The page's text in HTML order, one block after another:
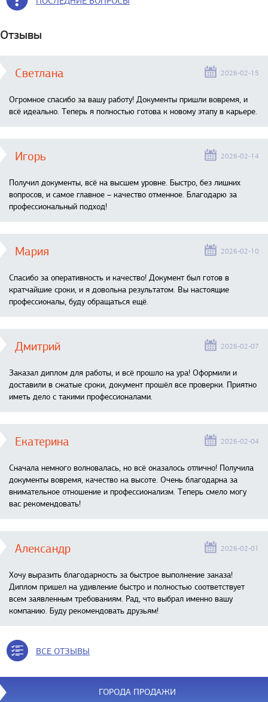
Отзывы
Светлана 2026-02-15
Огромное спасибо за вашу работу! Документы пришли вовремя, и
всё идеально. Теперь я полностью готова к новому этапу в карьере.
Игорь 2026-02-14
Получил документы, всё на высшем уровне. Быстро, без лишних
вопросов, и самое главное – качество отменное. Благодарю за
профессиональный подход!
Мария 2026-02-10
Спасибо за оперативность и качество! Документ был готов в
кратчайшие сроки, и я довольна результатом. Вы настоящие
профессионалы, буду обращаться ещё.
Дмитрий 2026-02-07
Заказал диплом для работы, и всё прошло на ура! Оформили и
доставили в сжатые сроки, документ прошёл все проверки. Приятно
иметь дело с такими профессионалами.
Екатерина 2026-02-04
Сначала немного волновалась, но всё оказалось отлично! Получила
документы вовремя, качество на высоте. Очень благодарна за
внимательное отношение и профессионализм. Теперь смело могу
вас рекомендовать!
Александр 2026-02-01
Хочу выразить благодарность за быстрое выполнение заказа!
Диплом пришел на удивление быстро и полностью соответствует
всем заявленным требованиям. Рад, что выбрал именно вашу
компанию. Буду рекомендовать друзьям!
ВСЕ ОТЗЫВЫ
ГОРОДА ПРОДАЖИ